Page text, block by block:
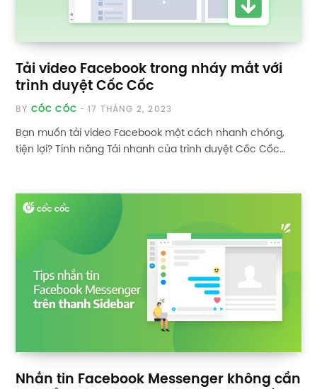
Tải video Facebook trong nháy mắt với
trình duyệt Cốc Cốc
BY CỐC CỐC 17 THÁNG 2, 2023
Bạn muốn tải video Facebook một cách nhanh chóng,
tiện lợi? Tính năng Tải nhanh của trình duyệt Cốc Cốc…
Nhắn tin Facebook Messenger không cần